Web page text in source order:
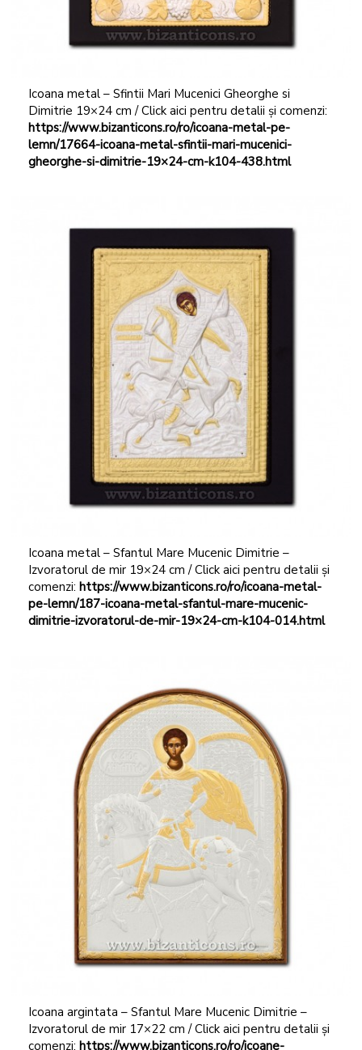
Icoana metal – Sfintii Mari Mucenici Gheorghe si
Dimitrie 19×24 cm / Click aici pentru detalii și comenzi:
https://www.bizanticons.ro/ro/icoana-metal-pe-
lemn/17664-icoana-metal-sfintii-mari-mucenici-
gheorghe-si-dimitrie-19×24-cm-k104-438.html
Icoana metal – Sfantul Mare Mucenic Dimitrie –
Izvoratorul de mir 19×24 cm / Click aici pentru detalii și
comenzi: https://www.bizanticons.ro/ro/icoana-metal-
pe-lemn/187-icoana-metal-sfantul-mare-mucenic-
dimitrie-izvoratorul-de-mir-19×24-cm-k104-014.html
Icoana argintata – Sfantul Mare Mucenic Dimitrie –
Izvoratorul de mir 17×22 cm / Click aici pentru detalii și
comenzi: https://www.bizanticons.ro/ro/icoane-